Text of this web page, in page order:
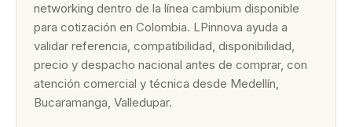
networking dentro de la línea cambium disponible
para cotización en Colombia. LPinnova ayuda a
validar referencia, compatibilidad, disponibilidad,
precio y despacho nacional antes de comprar, con
atención comercial y técnica desde Medellín,
Bucaramanga, Valledupar.